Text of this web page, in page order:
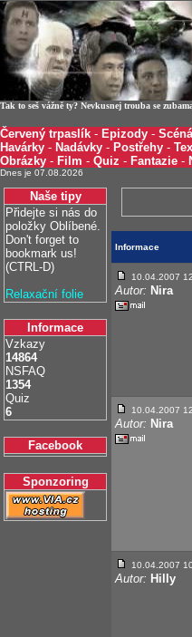
Tak to seš vážně ty? Nevkusnej trouba se
Červený trpaslík - Epizody -
Havárky - Nadávky - Postřehy -
Obrázky - Film - Quiz - Fantazie -
Dnes je 07.08.2026
Naše tipy
Přidejte si nás do
položky Oblíbené.
Don't forget to
bookmark us!
(CTRL-D)
Relaxační folie
Informace
Vzkazy
14864
NSFAQ
1354
Quiz
6
Facebook
Sponzoring
Informace
10.04.2007
Autor: Nira
10.04.2007
Autor: Nira
10.04.2007
Autor: Hilly